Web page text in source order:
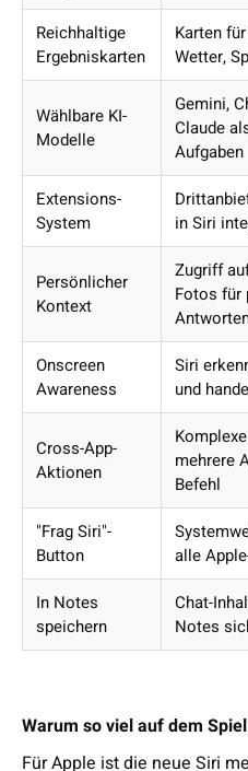
Reichhaltige
Ergebniskarten
Karten
Wetter,
Wählbare KI-
Modelle
Gemini,
Claude
Aufgaben
Extensions-
System
in Siri
Persönlicher
Kontext
Zugriff
Fotos für
Onscreen
Awareness
Siri
und
Cross-App-
Aktionen
mehrere
Befehl
"Frag Siri"-
Button
alle
In Notes
speichern
Chat-
Notes
Warum so viel auf dem
Für Apple ist die neue Siri